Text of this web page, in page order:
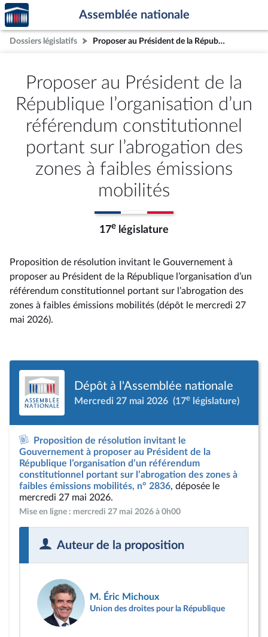
Aller au contenu
Aller en bas de la page
Accèder
à la
page
d'accueil
Assemblée nationale
Dossiers législatifs Proposer au Président de la République l’organisation d’un référendum constitutionnel portant sur l’abrogation des zones à faibles émissions mobilités
Proposer au Président de la
République l’organisation d’un
référendum constitutionnel
portant sur l’abrogation des
zones à faibles émissions
mobilités
17e législature
Proposition de résolution invitant le Gouvernement à
proposer au Président de la République l’organisation d’un
référendum constitutionnel portant sur l’abrogation des
zones à faibles émissions mobilités (dépôt le mercredi 27
mai 2026).
Dépôt à l'Assemblée nationale
Mercredi 27 mai 2026 (17e législature)
Proposition de résolution invitant le
Gouvernement à proposer au Président de la
République l’organisation d’un référendum
constitutionnel portant sur l’abrogation des zones à
faibles émissions mobilités, n° 2836, déposée le
mercredi 27 mai 2026.
Mise en ligne : mercredi 27 mai 2026 à 0h00
Auteur de la proposition
M. Éric Michoux
Union des droites pour la République